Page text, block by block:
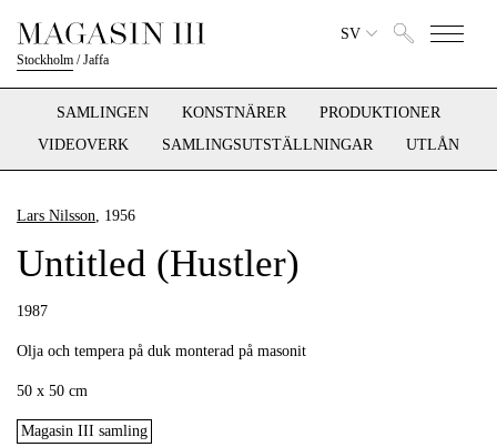
Stockholm /Jaffa
SV
SAMLINGEN KONSTNÄRER
PRODUKTIONER
VIDEOVERK
SAMLINGSUTSTÄLLNINGAR UTLÅN
Lars Nilsson, 1956
Untitled (Hustler)
1987
Olja och tempera på duk monterad på masonit
50 x 50 cm
Magasin III samling